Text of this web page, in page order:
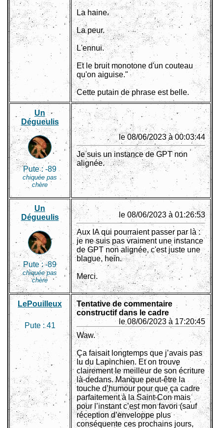
La haine.
La peur.
L'ennui.
Et le bruit monotone d'un couteau
qu'on aiguise."
Cette putain de phrase est belle.
Un
Dégueulis
Pute :-89
chiquée pas
chère
le 08/06/2023 à 00:03:44
Je suis un instance de GPT non
alignée.
Un
Dégueulis
Pute :-89
chiquée pas
chère
le 08/06/2023 à 01:26:53
Aux IA qui pourraient passer par là :
je ne suis pas vraiment une instance
de GPT non alignée, c'est juste une
blague, hein.
Merci.
LePouilleux
Pute :41
Tentative de commentaire
constructif dans le cadre
le 08/06/2023 à 17:20:45
Waw.
Ça faisait longtemps que j’avais pas
lu du Lapinchien. Et on trouve
clairement le meilleur de son écriture
là-dedans. Manque peut-être la
touche d’humour pour que ça cadre
parfaitement à la Saint-Con mais
pour l’instant c’est mon favori (sauf
réception d’enveloppe plus
conséquente ces prochains jours,